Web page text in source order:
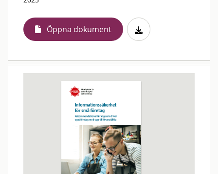
Öppna dokument